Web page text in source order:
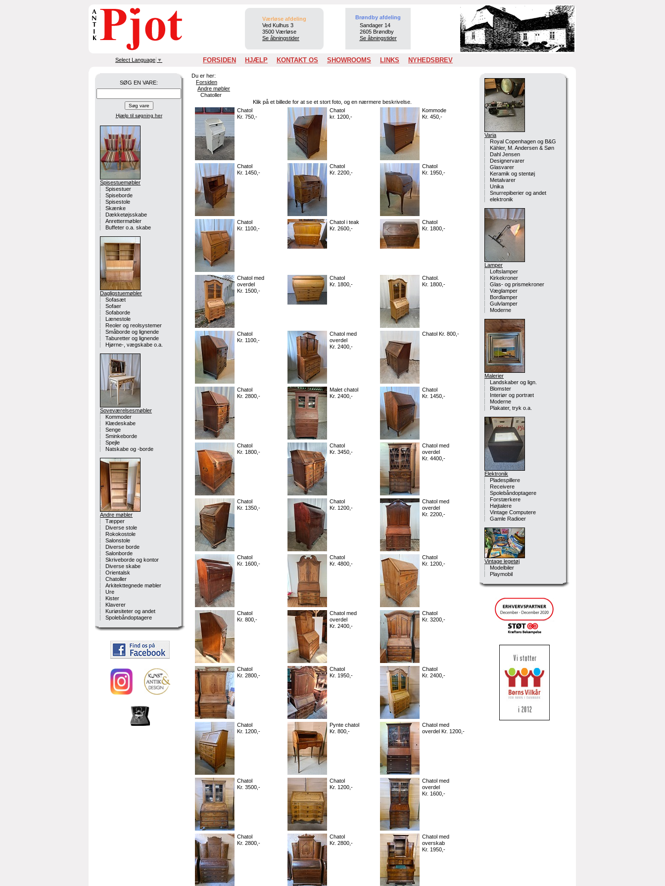
Værløse afdeling
Ved Kulhus 3
3500 Værløse
Se åbningstider
Brøndby afdeling
Sandager 14
2605 Brøndby
Se åbningstider
Select Language ▼ FORSIDEN HJÆLP KONTAKT OS SHOWROOMS LINKS NYHEDSBREV
SØG EN VARE:
Hjælp til søgning her
Spisestuemøbler
Spisestuer
Spiseborde
Spisestole
Skænke
Dækketøjsskabe
Anrettermøbler
Buffeter o.a. skabe
Dagligstuemøbler
Sofasæt
Sofaer
Sofaborde
Lænestole
Reoler og reolsystemer
Småborde og lignende
Taburetter og lignende
Hjørne-, vægskabe o.a.
Soveværelsesmøbler
Kommoder
Klædeskabe
Senge
Sminkeborde
Spejle
Natskabe og -borde
Andre møbler
Tæpper
Diverse stole
Rokokostole
Salonstole
Diverse borde
Salonborde
Skriveborde og kontor
Diverse skabe
Orientalsk
Chatoller
Arkitekttegnede møbler
Ure
Kister
Klaverer
Kuriøsiteter og andet
Spolebåndoptagere
Du er her:
Forsiden
Andre møbler
Chatoller
Klik på et billede for at se et stort foto, og en nærmere beskrivelse.
Chatol
Kr. 750,-
Chatol
kr. 1200,-
Kommode
Kr. 450,-
Chatol
Kr. 1450,-
Chatol
Kr. 2200,-
Chatol
Kr. 1950,-
Chatol
Kr. 1100,-
Chatol i teak
Kr. 2600,-
Chatol
Kr. 1800,-
Chatol med
overdel
Kr. 1500,-
Chatol
Kr. 1800,-
Chatol.
Kr. 1800,-
Chatol
Kr. 1100,-
Chatol med
overdel
Kr. 2400,-
Chatol Kr. 800,-
Chatol
Kr. 2800,-
Malet chatol
Kr. 2400,-
Chatol
Kr. 1450,-
Chatol
Kr. 1800,-
Chatol
Kr. 3450,-
Chatol med
overdel
Kr. 4400,-
Chatol
Kr. 1350,-
Chatol
Kr. 1200,-
Chatol med
overdel
Kr. 2200,-
Chatol
Kr. 1600,-
Chatol
Kr. 4800,-
Chatol
Kr. 1200,-
Chatol
Kr. 800,-
Chatol med
overdel
Kr. 2400,-
Chatol
Kr. 3200,-
Chatol
Kr. 2800,-
Chatol
Kr. 1950,-
Chatol
Kr. 2400,-
Chatol
Kr. 1200,-
Pynte chatol
Kr. 800,-
Chatol med
overdel Kr. 1200,-
Chatol
Kr. 3500,-
Chatol
Kr. 1200,-
Chatol med
overdel
Kr. 1600,-
Chatol
Kr. 2800,-
Chatol
Kr. 2800,-
Chatol med
overskab
Kr. 1950,-
Varia
Royal Copenhagen og B&G
Kähler, M. Andersen & Søn
Dahl Jensen
Designervarer
Glasvarer
Keramik og stentøj
Metalvarer
Unika
Snurrepiberier og andet
elektronik
Lamper
Loftslamper
Kirkekroner
Glas- og prismekroner
Væglamper
Bordlamper
Gulvlamper
Moderne
Malerier
Landskaber og lign.
Blomster
Interiør og portræt
Moderne
Plakater, tryk o.a.
Elektronik
Pladespillere
Receivere
Spolebåndoptagere
Forstærkere
Højtalere
Vintage Computere
Gamle Radioer
Vintage legetøj
Modelbiler
Playmobil